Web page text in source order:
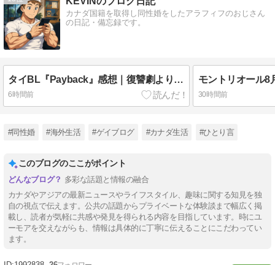
カナダ国籍を取得し同性婚をしたアラフィフのおじさん
の日記・備忘録です。
タイBL『Payback』感想｜復讐劇より主演2人のケミに夢中になった作品
6時間前 30時間前
#同性婚 #海外生活 #ゲイブログ #カナダ生活 #ひとり言
このブログのここがポイント
多彩な話題と情報の融合
カナダやアジアの最新ニュースやライフスタイル、趣味に関する知見を独
自の視点で伝えます。公共の話題からプライベートな体験談まで幅広く掲
載し、読者が気軽に共感や発見を得られる内容を目指しています。時にユ
ーモアを交えながらも、情報は具体的に丁寧に伝えることにこだわってい
ます。